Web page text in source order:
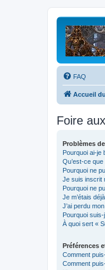
FAQ
Accueil
Foire
Problèmes
Pourquoi ai-je
Qu’est-ce
Pourquoi ne
Je suis inscrit
Pourquoi ne
Je m’étais
J’ai perdu
Pourquoi
À quoi sert «
Préférences
Comment
Comment